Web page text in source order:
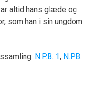
altid hans glæde og
som han i sin ungdom
N.P.B. 1, N.P.B.